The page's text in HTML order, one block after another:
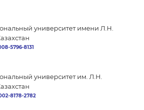
университет имени Л.Н.
5796-8131
университет им. Л.Н.
8178-2782